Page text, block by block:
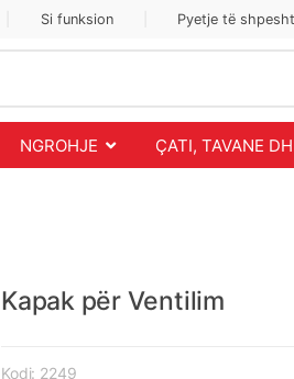
Si funksion Pyetje të
NGROHJE ÇATI, TAVANE
Kapak për Ventilim
Kodi: 2249